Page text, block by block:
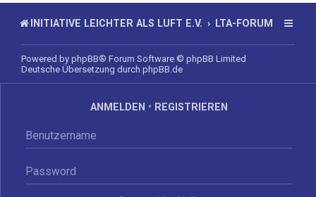
INITIATIVE LEICHTER ALS LUFT E.V. LTA-FORUM
Powered by phpBB® Forum Software © phpBB Limited
Deutsche Übersetzung durch phpBB.de
ANMELDEN • REGISTRIEREN